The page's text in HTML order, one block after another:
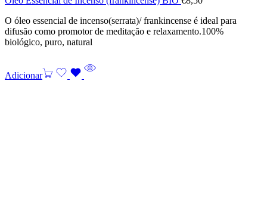
O óleo essencial de incenso(serrata)/ frankincense é ideal para
difusão como promotor de meditação e relaxamento.100%
biológico, puro, natural
Adicionar